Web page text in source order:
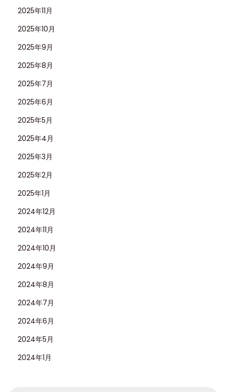
2025年11月
2025年10月
2025年9月
2025年8月
2025年7月
2025年6月
2025年5月
2025年4月
2025年3月
2025年2月
2025年1月
2024年12月
2024年11月
2024年10月
2024年9月
2024年8月
2024年7月
2024年6月
2024年5月
2024年1月